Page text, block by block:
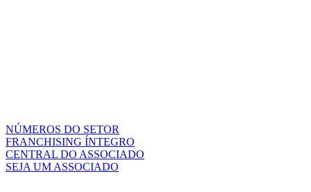
NÚMEROS DO SETOR
FRANCHISING ÍNTEGRO
CENTRAL DO ASSOCIADO
SEJA UM ASSOCIADO